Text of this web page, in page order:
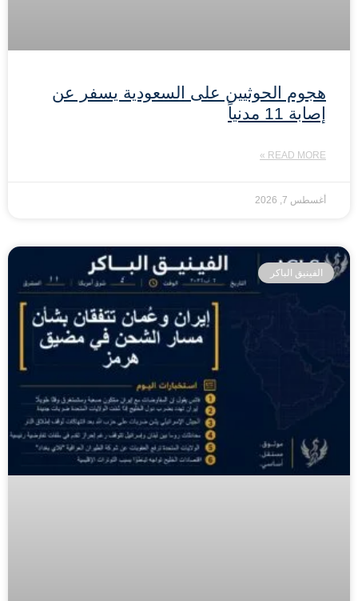
هجوم الحوثيين على السعودية يسفر عن
إصابة 11 مدنياً
READ MORE »
أغسطس 7, 2026
الفينيق الباكر